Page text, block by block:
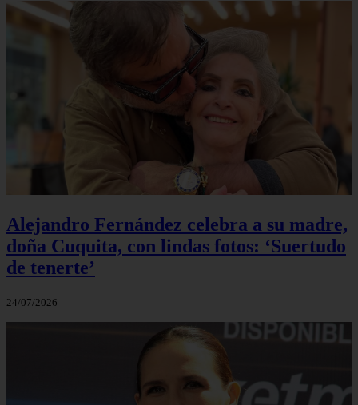
Alejandro Fernández celebra a su madre,
doña Cuquita, con lindas fotos: ‘Suertudo
de tenerte’
24/07/2026